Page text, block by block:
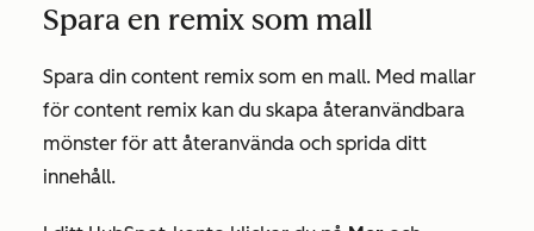
Spara en remix som mall
Spara din content remix som en mall. Med mallar
för content remix kan du skapa återanvändbara
mönster för att återanvända och sprida ditt
innehåll.